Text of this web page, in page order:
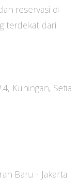
reservasi di
terdekat dari
Kuningan, Setia
Baru - Jakarta